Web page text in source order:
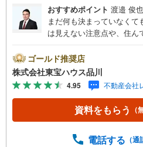
おすすめポイント 渡邉 俊也
まだ何も決まっていなく
は見えない注意点や、住ん
とも包み隠さずお伝えし、
トを大切にしています。現
報も含めて、一緒に後悔し
しょう。まずはお気軽にご
産キャンペーン対象店舗
ボーナスライトがもらえ
予約をする」ボタンから
ゴールド推奨店
株式会社東宝ハウス品川
4.95 不動産会社
資料をもらう （
電話する （